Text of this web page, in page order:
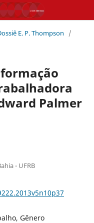
E. P. Thompson
/
Palmer
- UFRB
Gênero